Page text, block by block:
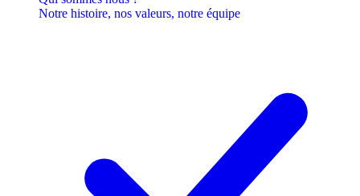
Notre histoire, nos valeurs, notre équipe